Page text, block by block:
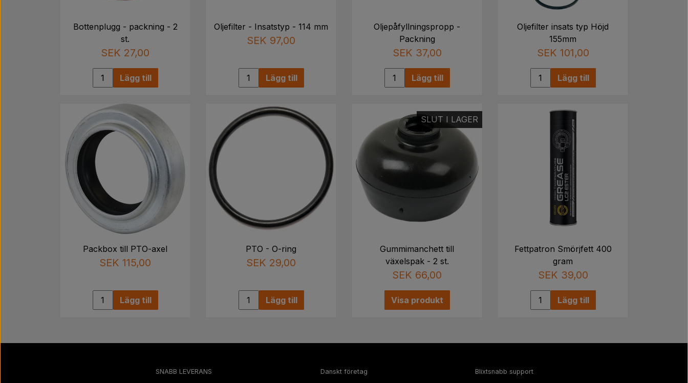
Bottenplugg - packning - 2
st.
SEK 27,00
Lägg till
Oljefilter - Insatstyp - 114 mm
SEK 97,00
Lägg till
Oljepåfyllningspropp -
Packning
SEK 37,00
Lägg till
Oljefilter insats typ Höjd
155mm
SEK 101,00
Lägg till
Packbox till PTO-axel
SEK 115,00
Lägg till
PTO - O-ring
SEK 29,00
Lägg till
SLUT I LAGER
Gummimanchett till
växelspak - 2 st.
SEK 66,00
Visa produkt
Fettpatron Smörjfett 400
gram
SEK 39,00
Lägg till
SNABB LEVERANS Danskt företag Blixtsnabb support